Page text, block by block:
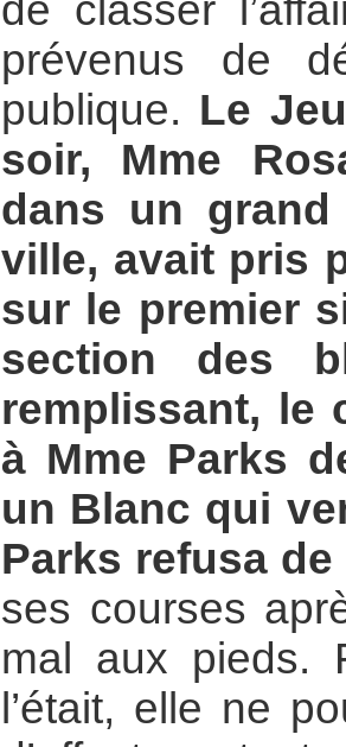
de classer
prévenus de
publique. Le
soir, Mme
dans un
ville, avait pris
sur le premier
section des
remplissant, le
à Mme Parks
un Blanc qui
Parks refusa de
ses courses
mal aux pieds.
l’était, elle ne